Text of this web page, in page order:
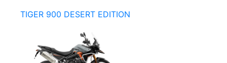
TIGER 900 DESERT EDITION